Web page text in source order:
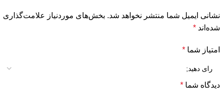
نشانی ایمیل شما منتشر نخواهد شد. بخش‌های موردنیاز علامت‌گذاری
شده‌اند *
امتیاز شما *
دیدگاه شما *